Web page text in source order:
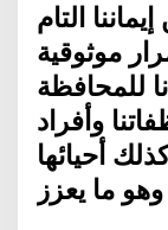
التام
موثوقية
للمحافظة
وأفراد
أحيائها
وهو ما يعزز